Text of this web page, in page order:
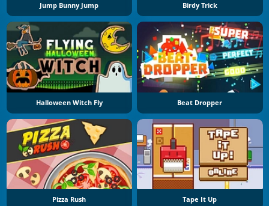
Jump Bunny Jump Birdy Trick
Halloween Witch Fly Beat Dropper
Pizza Rush Tape It Up